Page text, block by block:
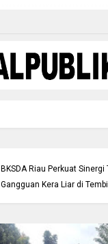
BKSDA Riau Perkuat Sinergi
Gangguan Kera Liar di